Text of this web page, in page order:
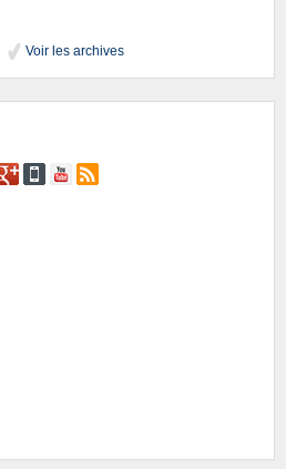
Voir les archives